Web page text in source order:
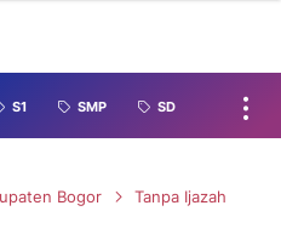
S1 SMP SD
Bogor Tanpa Ijazah